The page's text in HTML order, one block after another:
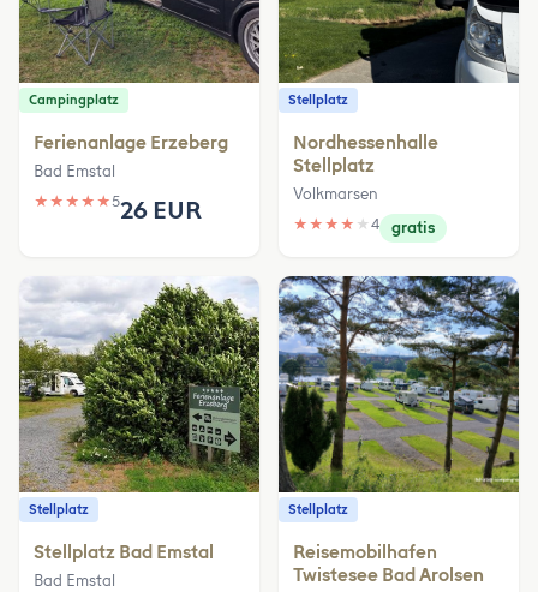
Campingplatz
Ferienanlage Erzeberg
Bad Emstal
★ ★ ★ ★ ★526 EUR
Stellplatz
Nordhessenhalle
Stellplatz
Volkmarsen
★ ★ ★ ★ ★ 4 gratis
Stellplatz
Stellplatz Bad Emstal
Bad Emstal
Stellplatz
Reisemobilhafen
Twistesee Bad Arolsen